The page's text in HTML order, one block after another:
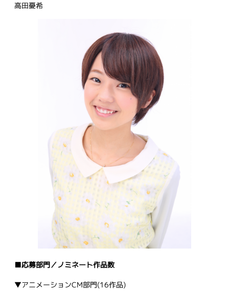
高田憂希
■応募部門／ノミネート作品数
▼アニメーションCM部門(16作品)